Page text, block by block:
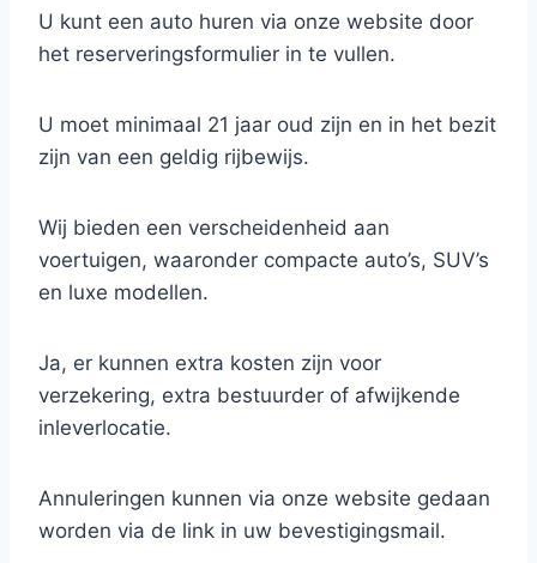
U kunt een auto huren via onze website door
het reserveringsformulier in te vullen.
U moet minimaal 21 jaar oud zijn en in het bezit
zijn van een geldig rijbewijs.
Wij bieden een verscheidenheid aan
voertuigen, waaronder compacte auto’s, SUV’s
en luxe modellen.
Ja, er kunnen extra kosten zijn voor
verzekering, extra bestuurder of afwijkende
inleverlocatie.
Annuleringen kunnen via onze website gedaan
worden via de link in uw bevestigingsmail.